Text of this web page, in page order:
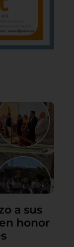
a sus
honor